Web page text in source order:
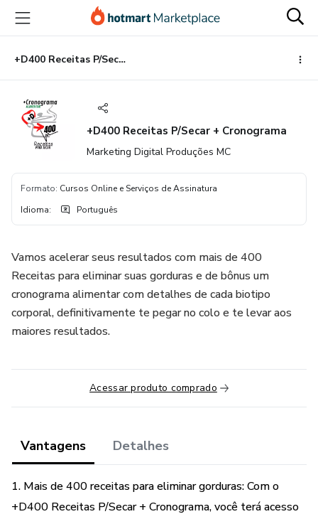
para
conteúdo
principal
para
pagamento
para
rodapé
+D400 Receitas P/Secar + Cronograma
+D400 Receitas P/Secar + Cronograma
Marketing Digital Produções MC
Formato: Cursos Online e Serviços de Assinatura
Idioma: Português
Vamos acelerar seus resultados com mais de 400
Receitas para eliminar suas gorduras e de bônus um
cronograma alimentar com detalhes de cada biotipo
corporal, definitivamente te pegar no colo e te levar aos
maiores resultados.
Acessar produto comprado
Vantagens Detalhes
1. Mais de 400 receitas para eliminar gorduras: Com o
+D400 Receitas P/Secar + Cronograma, você terá acesso